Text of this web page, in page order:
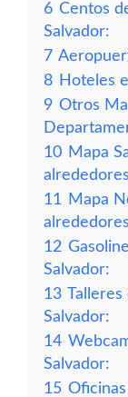
6 Centos
Salvador:
7
8 Hoteles
9 Otros
10 Mapa
alrededores
11
Mapa
alrededores
12
Salvador:
13 Talleres
Salvador:
14
Salvador:
15